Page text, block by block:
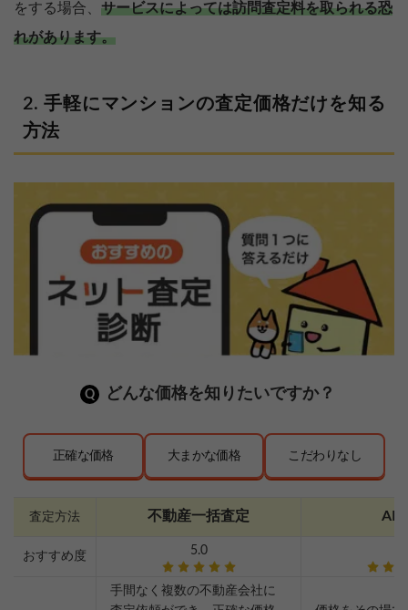
をする場合、 サービスによっては訪問査定料を取られる恐
れがあります。
手軽にマンションの査定価格だけを知る
方法
どんな価格を知りたいですか？
正確な価格 大まかな価格 こだわりなし
査定方法 不動産一括査定 AI
おすすめ度 5.0
手間なく複数の不動産会社に